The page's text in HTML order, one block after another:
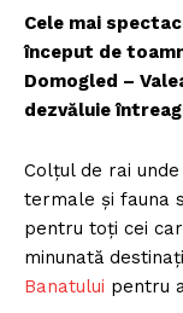
Cele mai
început de
Domogled –
dezvăluie
Colțul de rai
termale și fauna
pentru toți cei
minunată
Banatului pentru